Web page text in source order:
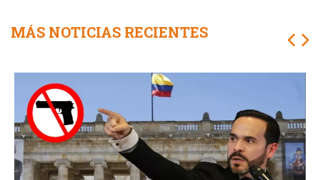
MÁS NOTICIAS RECIENTES